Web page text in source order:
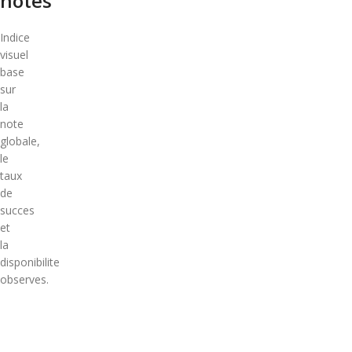
Indice
visuel
base
sur
la
note
globale,
le
taux
de
succes
et
la
disponibilite
observes.